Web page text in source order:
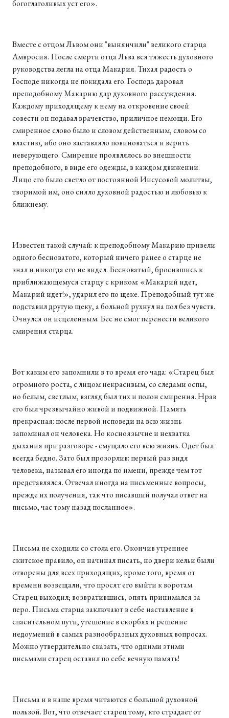
богоглаголивых уст его».
Вместе с отцом Львом они "вынянчили" великого старца
Амвросия. После смерти отца Льва вся тяжесть духовного
руководства легла на отца Макария. Тихая радость о
Господе никогда не покидала его. Господь даровал
преподобному Макарию дар духовного рассуждения.
Каждому приходящему к нему на откровение своей
совести он подавал врачевство, приличное немощи. Его
смиренное слово было и словом действенным, словом со
властию, ибо оно заставляло повиноваться и верить
неверующего. Смирение проявлялось во внешности
преподобного, в виде его одежды, в каждом движении.
Лицо его было светло от постоянной Иисусовой молитвы,
творимой им, оно сияло духовной радостью и любовью к
ближнему.
Известен такой случай: к преподобному Макарию привели
одного бесноватого, который ничего ранее о старце не
знал и никогда его не видел. Бесноватый, бросившись к
приближающемуся старцу с криком: «Макарий идет,
Макарий идет!», ударил его по щеке. Преподобный тут же
подставил другую щеку, а больной рухнул на пол без чувств.
Очнулся он исцеленным. Бес не смог перенести великого
смирения старца.
Вот каким его запомнили в то время его чада: «Старец был
огромного роста, с лицом некрасивым, со следами оспы,
но белым, светлым, взгляд был тих и полон смирения. Нрав
его был чрезвычайно живой и подвижной. Память
прекрасная: после первой исповеди на всю жизнь
запоминал он человека. Но косноязычие и нехватка
дыхания при разговоре - смущало его всю жизнь. Одет был
всегда бедно. Зато был прозорлив: первый раз видя
человека, называл его иногда по имени, прежде чем тот
представлялся. Отвечал иногда на письменные вопросы,
прежде их получения, так что писавший получал ответ на
письмо, час тому назад посланное».
Письма не сходили со стола его. Окончив утреннее
скитское правило, он начинал писать, но двери кельи были
отворены для всех приходящих, кроме того, время от
времени возвещали, что просят его выйти к воротам.
Старец выходил; возвратившись, опять принимался за
перо. Письма старца заключают в себе наставление в
спасительном пути, утешение в скорбях и решение
недоумений в самых разнообразных духовных вопросах.
Можно утвердительно сказать, что одними этими
письмами старец оставил по себе вечную память!
Письма и в наше время читаются с большой духовной
пользой. Вот, что отвечает старец тому, кто страдает от